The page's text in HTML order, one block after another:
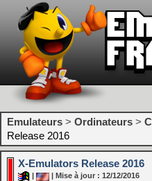
Emulateurs > Ordinateurs >
Release 2016
X-Emulators Release 2016
| Mise à jour : 12/12/2016